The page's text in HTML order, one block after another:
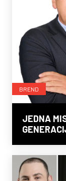
BREND
JEDNA